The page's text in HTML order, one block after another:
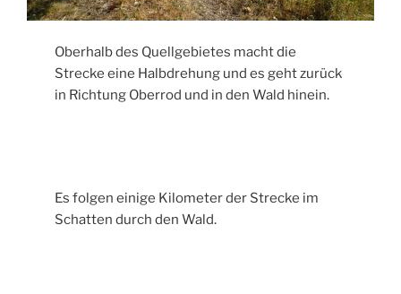
Oberhalb des Quellgebietes macht die
Strecke eine Halbdrehung und es geht zurück
in Richtung Oberrod und in den Wald hinein.
Es folgen einige Kilometer der Strecke im
Schatten durch den Wald.